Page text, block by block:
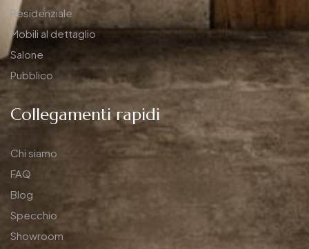
Residenziale
Mobili al dettaglio
Salone
Pubblico
Collegamenti rapidi
Chi siamo
FAQ
Blog
Specchio
Showroom